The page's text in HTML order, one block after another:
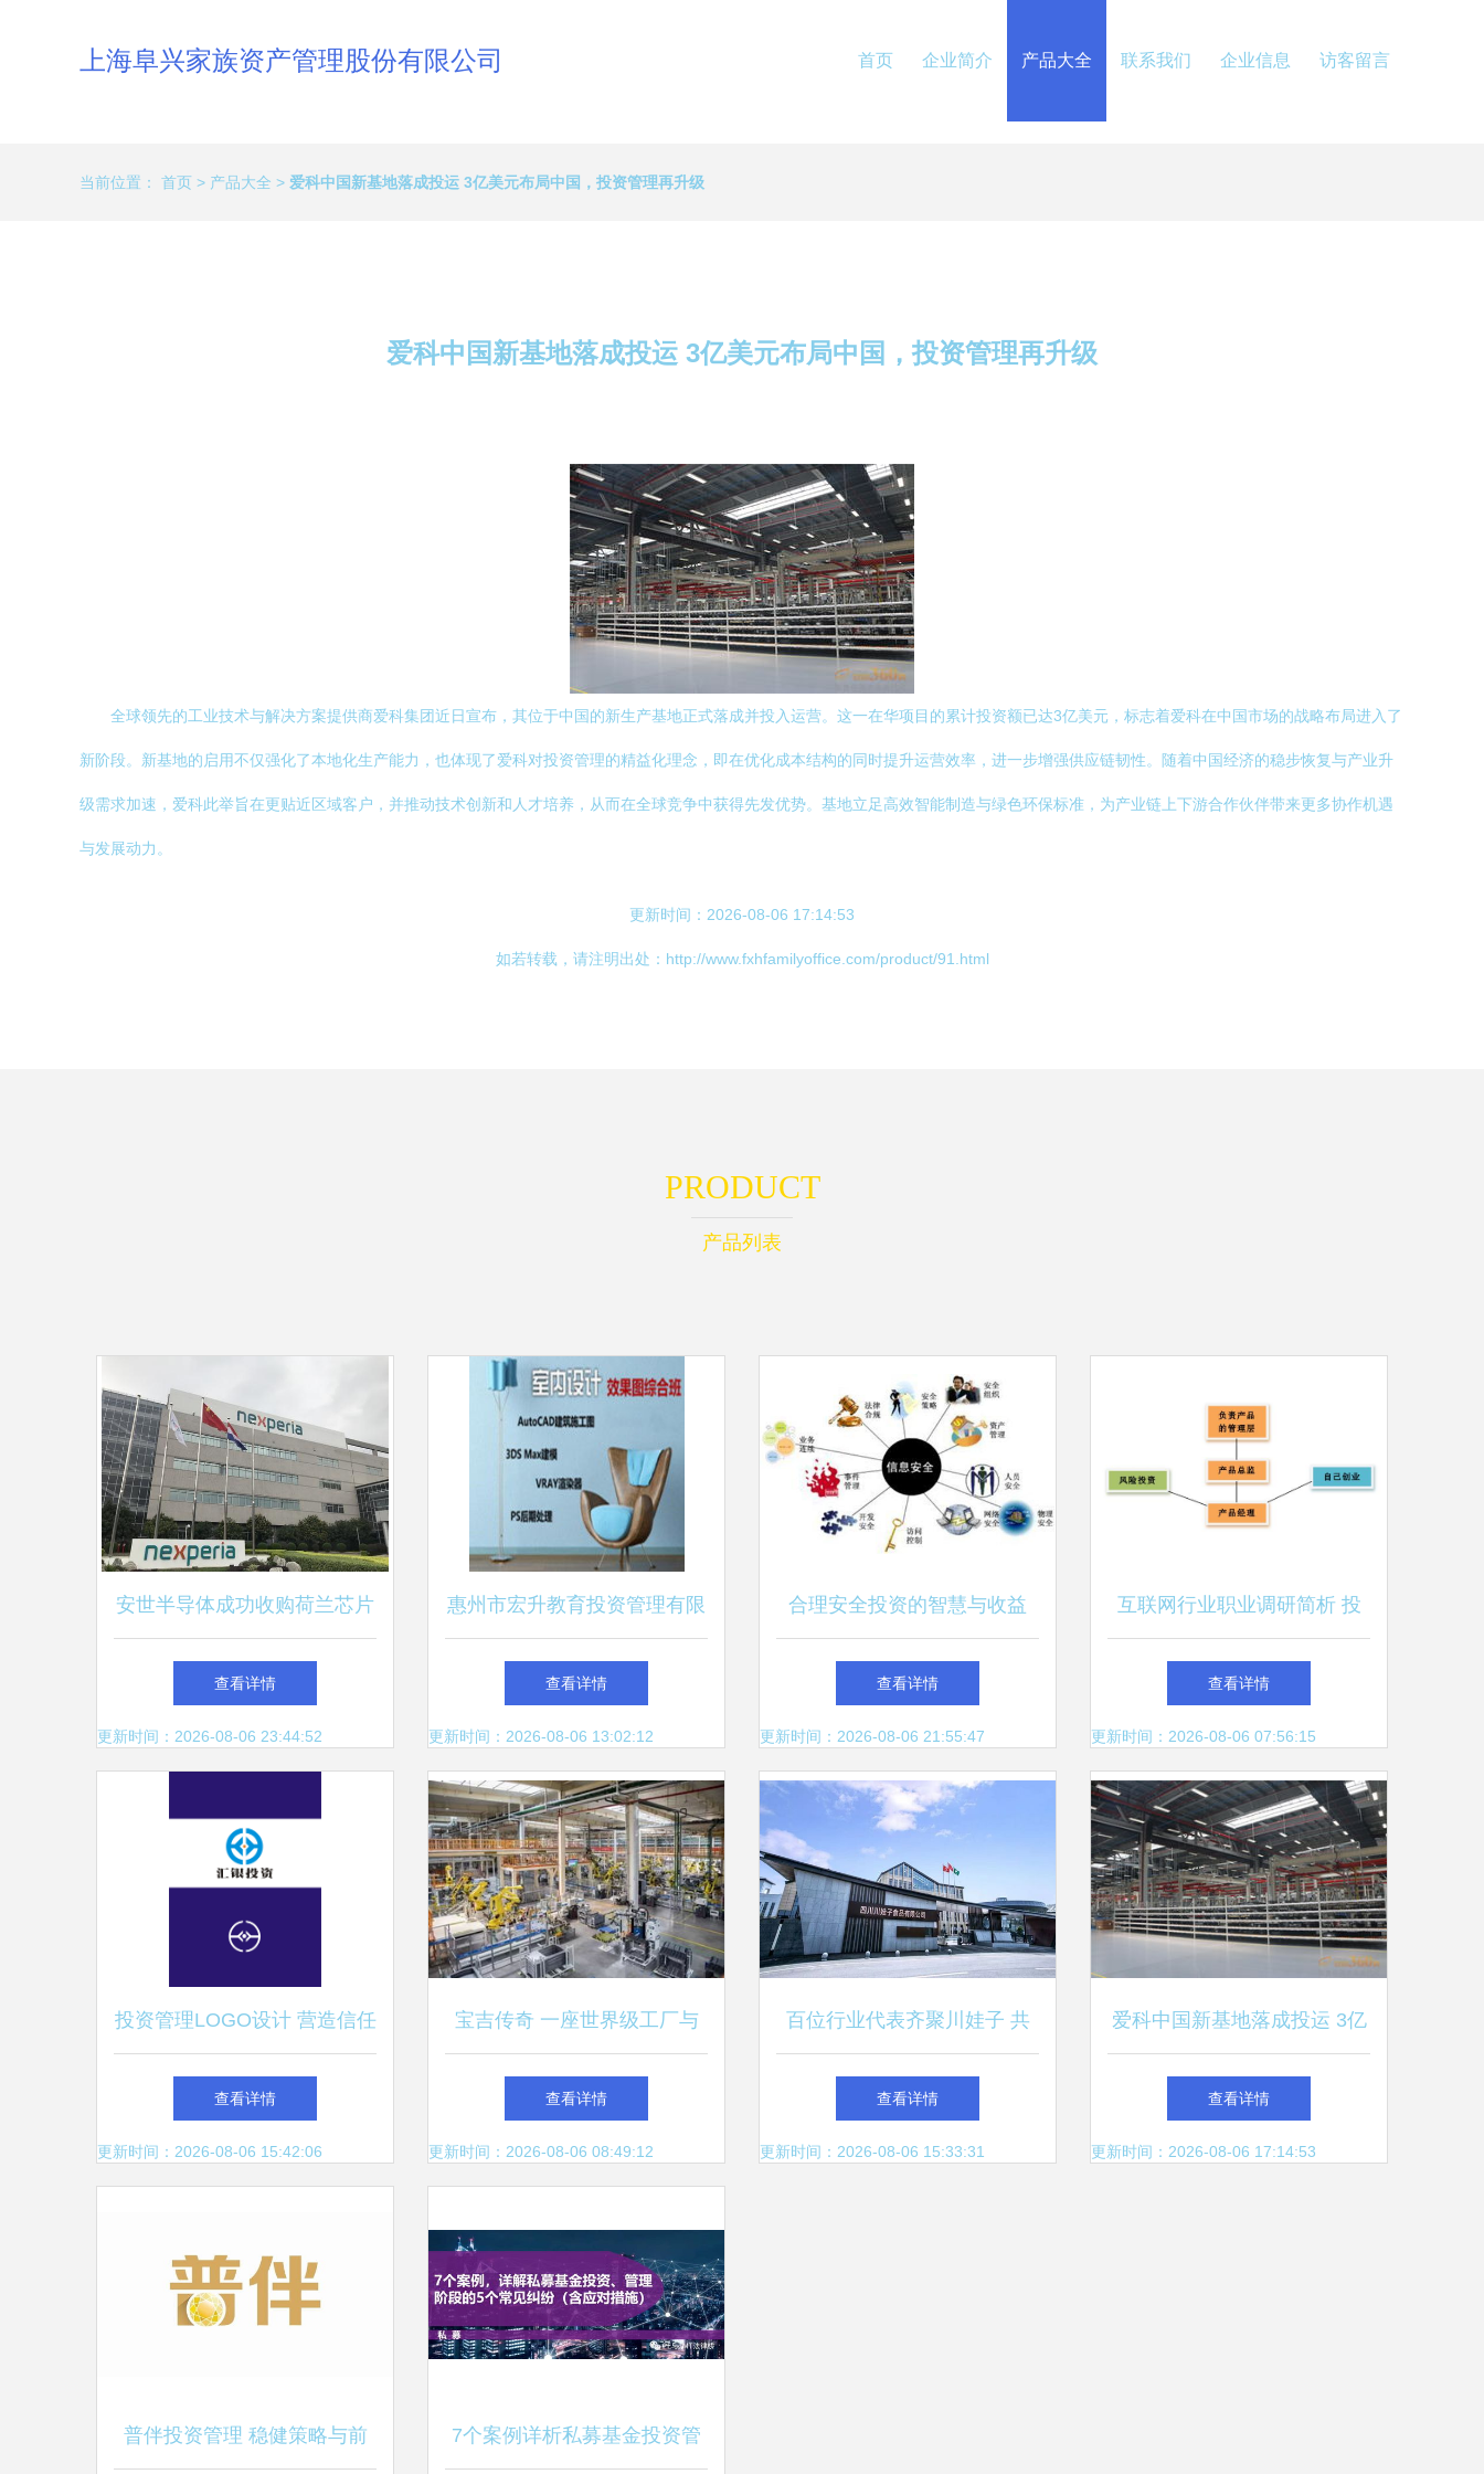
上海阜兴家族资产管理股份有限公司 首页 企业简介 产品大全 联系我们 企业信息 访客留言
当前位置： 首页 > 产品大全 > 爱科中国新基地落成投运 3亿美元布局中国，投资管理再升级
爱科中国新基地落成投运 3亿美元布局中国，投资管理再升级
全球领先的工业技术与解决方案提供商爱科集团近日宣布，其位于中国的新生产基地正式落成并投入运营。这一在华项目的累计投资额已达3亿美元，标志着爱科在中国市场的战略布局进入了
新阶段。新基地的启用不仅强化了本地化生产能力，也体现了爱科对投资管理的精益化理念，即在优化成本结构的同时提升运营效率，进一步增强供应链韧性。随着中国经济的稳步恢复与产业升
级需求加速，爱科此举旨在更贴近区域客户，并推动技术创新和人才培养，从而在全球竞争中获得先发优势。基地立足高效智能制造与绿色环保标准，为产业链上下游合作伙伴带来更多协作机遇
与发展动力。
更新时间：2026-08-06 17:14:53
如若转载，请注明出处：http://www.fxhfamilyoffice.com/product/91.html
PRODUCT
产品列表
安世半导体成功收购荷兰芯片
厂Nowi 深化布局能量采集技
术赛道
查看详情
更新时间：2026-08-06 23:44:52
惠州市宏升教育投资管理有限
责任公司 供应产品
查看详情
更新时间：2026-08-06 13:02:12
合理安全投资的智慧与收益
查看详情
更新时间：2026-08-06 21:55:47
互联网行业职业调研简析 投
资管理的视角与机会
查看详情
更新时间：2026-08-06 07:56:15
投资管理LOGO设计 营造信任
感与进取精神的重要性
查看详情
更新时间：2026-08-06 15:42:06
宝吉传奇 一座世界级工厂与
72亿的投资管理密码
查看详情
更新时间：2026-08-06 08:49:12
百位行业代表齐聚川娃子 共
话食品智造新味来，明星工厂
引领行业升级
查看详情
更新时间：2026-08-06 15:33:31
爱科中国新基地落成投运 3亿
美元布局中国，投资管理再升
级
查看详情
更新时间：2026-08-06 17:14:53
普伴投资管理 稳健策略与前 7个案例详析私募基金投资管